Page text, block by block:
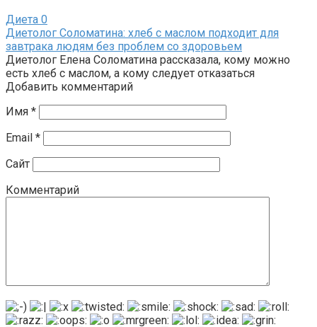
Диета 0
Диетолог Соломатина: хлеб с маслом подходит для
завтрака людям без проблем со здоровьем
Диетолог Елена Соломатина рассказала, кому можно
есть хлеб с маслом, а кому следует отказаться
Добавить комментарий
Имя *
Email *
Сайт
Комментарий